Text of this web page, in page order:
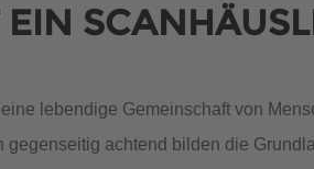
lebendige Gemeinschaft von
achtend bilden die